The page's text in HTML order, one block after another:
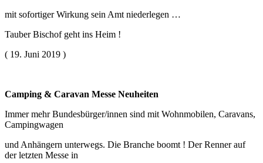
mit sofortiger Wirkung sein Amt niederlegen …
Tauber Bischof geht ins Heim !
( 19. Juni 2019 )
Camping & Caravan Messe Neuheiten
Immer mehr Bundesbürger/innen sind mit Wohnmobilen, Caravans,
Campingwagen
und Anhängern unterwegs. Die Branche boomt ! Der Renner auf
der letzten Messe in